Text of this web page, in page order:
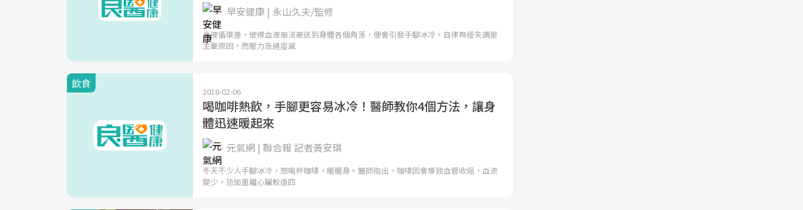
早安健康 | 永山久夫/監修
血液循環差，使得血液無法被送到身體各個角落，便會引發手腳冰冷。自律神經失調是
主要原因，而壓力及過度減
飲食
2018-02-06
喝咖啡熱飲，手腳更容易冰冷！醫師教你4個方法，讓身
體迅速暖起來
元氣網 | 聯合報 記者黃安琪
冬天不少人手腳冰冷，想喝杯咖啡，暖暖身。醫師指出，咖啡因會導致血管收縮，血流
變少，恐加重離心臟較遠四